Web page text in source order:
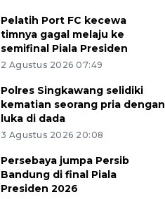
Pelatih Port FC kecewa
timnya gagal melaju ke
semifinal Piala Presiden
2 Agustus 2026 07:49
Polres Singkawang selidiki
kematian seorang pria dengan
luka di dada
3 Agustus 2026 20:08
Persebaya jumpa Persib
Bandung di final Piala
Presiden 2026